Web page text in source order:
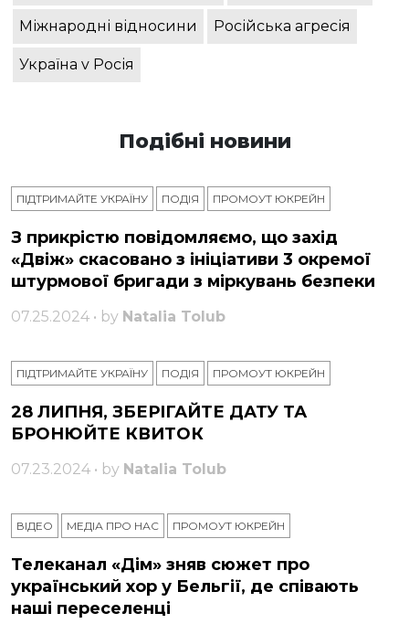
Міжнародні відносини Російська агресія
Україна v Росія
Подібні новини
ПІДТРИМАЙТЕ УКРАЇНУ ПОДІЯ ПРОМОУТ ЮКРЕЙН
З прикрістю повідомляємо, що захід
«Двіж» скасовано з ініціативи 3 окремої
штурмової бригади з міркувань безпеки
07.25.2024 • by Natalia Tolub
ПІДТРИМАЙТЕ УКРАЇНУ ПОДІЯ ПРОМОУТ ЮКРЕЙН
28 ЛИПНЯ, ЗБЕРІГАЙТЕ ДАТУ ТА
БРОНЮЙТЕ КВИТОК
07.23.2024 • by Natalia Tolub
ВІДЕО МЕДІА ПРО НАС ПРОМОУТ ЮКРЕЙН
Телеканал «Дім» зняв сюжет про
український хор у Бельгії, де співають
наші переселенці